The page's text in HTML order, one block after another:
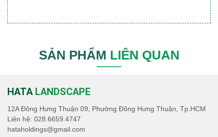
SẢN PHẨM LIÊN QUAN
HATA LANDSCAPE
12A Đông Hưng Thuận 09, Phường Đông Hưng Thuận, Tp.HCM
Liên hệ: 028.6659.4747
hataholdings@gmail.com